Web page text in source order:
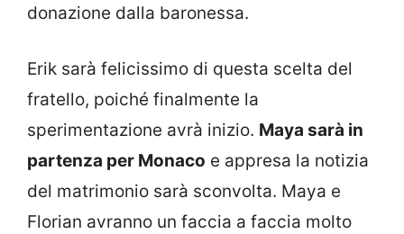
donazione dalla baronessa.
Erik sarà felicissimo di questa scelta del
fratello, poiché finalmente la
sperimentazione avrà inizio. Maya sarà in
partenza per Monaco e appresa la notizia
del matrimonio sarà sconvolta. Maya e
Florian avranno un faccia a faccia molto